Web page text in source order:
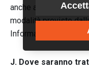
anche al DPO della
modalità previste
Informativa.
J. Dove saranno